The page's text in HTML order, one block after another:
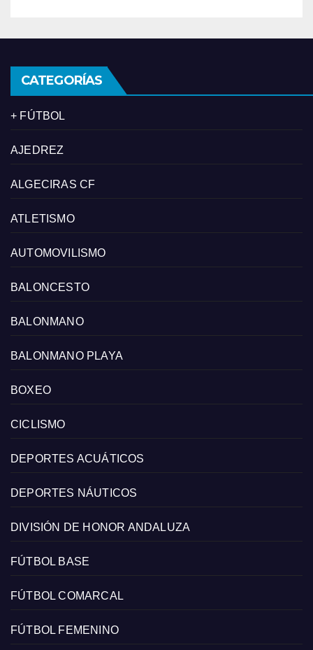
CATEGORÍAS
+ FÚTBOL
AJEDREZ
ALGECIRAS CF
ATLETISMO
AUTOMOVILISMO
BALONCESTO
BALONMANO
BALONMANO PLAYA
BOXEO
CICLISMO
DEPORTES ACUÁTICOS
DEPORTES NÁUTICOS
DIVISIÓN DE HONOR ANDALUZA
FÚTBOL BASE
FÚTBOL COMARCAL
FÚTBOL FEMENINO